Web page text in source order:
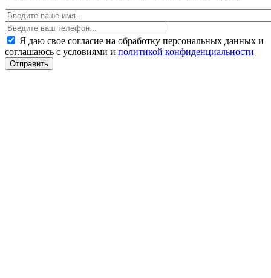
Я даю свое согласие на обработку персональных данных и
соглашаюсь с условиями и политикой конфиденциальности